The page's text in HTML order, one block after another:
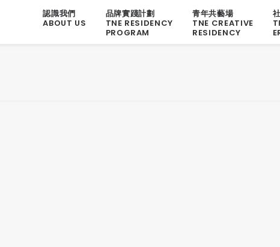
認識我們
ABOUT US
品牌實踐計劃
TNE RESIDENCY
PROGRAM
青年共藝場
TNE CREATIVE
RESIDENCY